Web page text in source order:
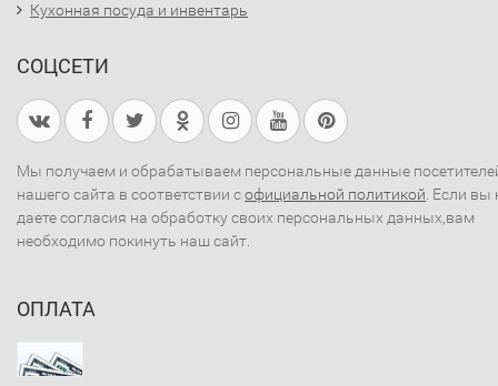
Кухонная посуда и инвентарь
СОЦСЕТИ
Мы получаем и обрабатываем персональные данные
нашего сайта в соответствии софициальной политикой . Если вы
даете согласия на обработку своих персональных данных,вам
необходимо покинуть наш сайт.
ОПЛАТА